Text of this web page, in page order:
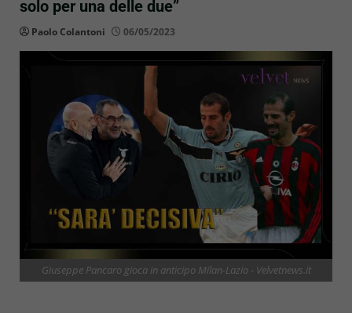
solo per una delle due”
Paolo Colantoni 06/05/2023
Giuseppe Pancaro gioca in anticipo Milan-Lazio - Velvetnews.it